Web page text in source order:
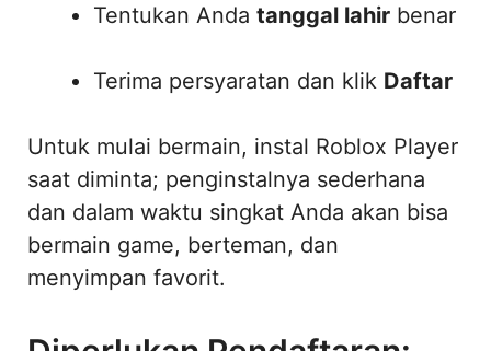
Tentukan Anda tanggal lahir benar
Terima persyaratan dan klik Daftar
Untuk mulai bermain, instal Roblox Player
saat diminta; penginstalnya sederhana
dan dalam waktu singkat Anda akan bisa
bermain game, berteman, dan
menyimpan favorit.